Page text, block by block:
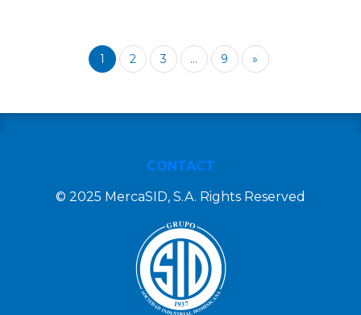
1 2 3 ... 9 »
CONTACT
© 2025 MercaSID, S.A. Rights Reserved